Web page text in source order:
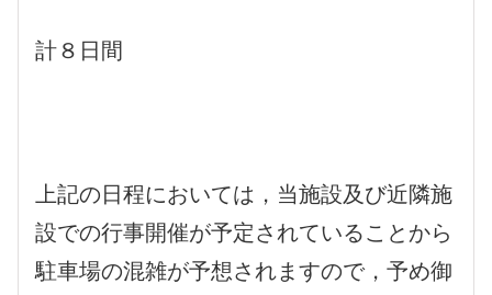
計８日間
上記の日程においては，当施設及び近隣施
設での行事開催が予定されていることから
駐車場の混雑が予想されますので，予め御